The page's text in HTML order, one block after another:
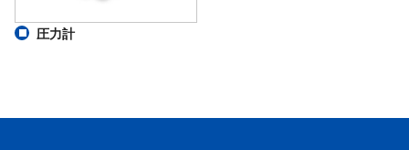
圧力計